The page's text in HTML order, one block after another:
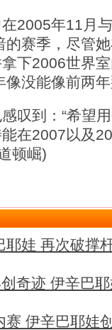
年11月与
的赛季，尽管
下2006世界
像没能像前两
到：“希望用
在2007以及
顿崛)
耶娃 再次破撑
奇迹 伊辛巴
赛 伊辛巴耶娃